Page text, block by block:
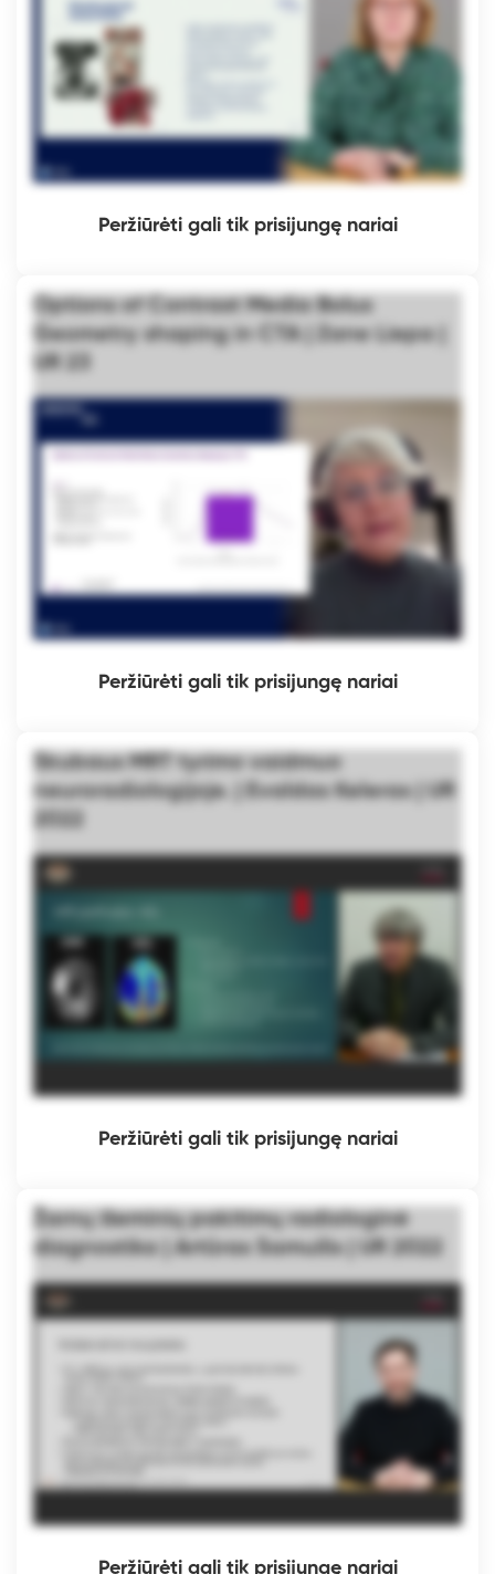
Peržiūrėti gali tik prisijungę nariai
Options of Contrast Media Bolus
Geometry shaping in CTA | Zane Liepa |
UR 23
Peržiūrėti gali tik prisijungę nariai
Skubaus MRT tyrimo vaidmuo
neuroradiologijoje. | Evaldas Keleras | UR
2022
Peržiūrėti gali tik prisijungę nariai
Žarnų išeminių pakitimų radiologinė
diagnostika | Artūras Samuilis | UR 2022
Peržiūrėti gali tik prisijungę nariai